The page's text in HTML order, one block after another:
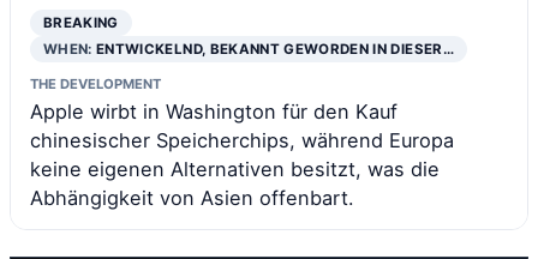
BREAKING
WHEN:ENTWICKELND, BEKANNT GEWORDEN IN DIESER…
THE DEVELOPMENT
Apple wirbt in Washington für den Kauf
chinesischer Speicherchips, während Europa
keine eigenen Alternativen besitzt, was die
Abhängigkeit von Asien offenbart.